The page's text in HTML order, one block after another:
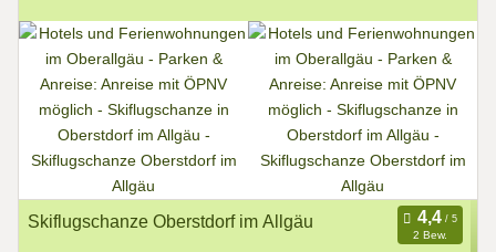
Skiflugschanze Oberstdorf im Allgäu
2 Bew.